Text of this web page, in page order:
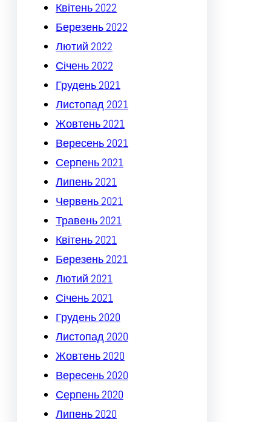
Квітень 2022
Березень 2022
Лютий 2022
Січень 2022
Грудень 2021
Листопад 2021
Жовтень 2021
Вересень 2021
Серпень 2021
Липень 2021
Червень 2021
Травень 2021
Квітень 2021
Березень 2021
Лютий 2021
Січень 2021
Грудень 2020
Листопад 2020
Жовтень 2020
Вересень 2020
Серпень 2020
Липень 2020